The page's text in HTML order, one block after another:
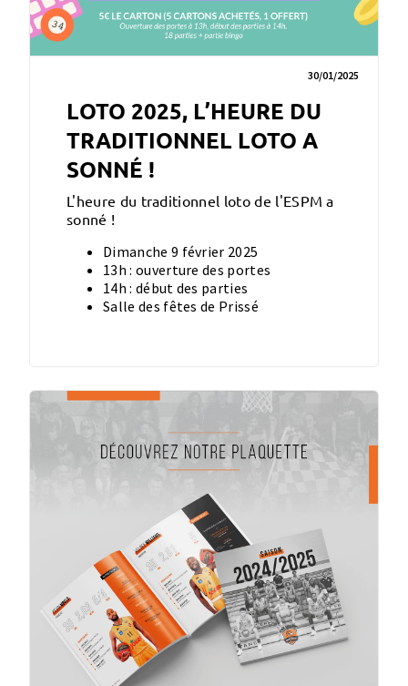
30/01/2025
LOTO 2025, L’HEURE DU
TRADITIONNEL LOTO A
SONNÉ !
L'heure du traditionnel loto de l'ESPM a
sonné !
Dimanche 9 février 2025
13h : ouverture des portes
14h : début des parties
Salle des fêtes de Prissé